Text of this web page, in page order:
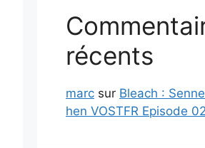
récents
marc sur Bleach :
hen VOSTFR Episode